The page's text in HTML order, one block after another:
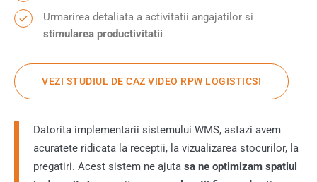
Urmarirea detaliata a activitatii angajatilor si
stimularea productivitatii
VEZI STUDIUL DE CAZ VIDEO RPW LOGISTICS!
Datorita implementarii sistemului WMS, astazi avem
acuratete ridicata la receptii, la vizualizarea stocurilor, la
pregatiri. Acest sistem ne ajuta sa ne optimizam spatiul